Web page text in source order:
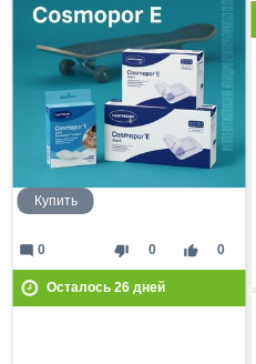
Купить
thumb_down 0 thumb_up 0
mode_comment 0
Осталось 26дней